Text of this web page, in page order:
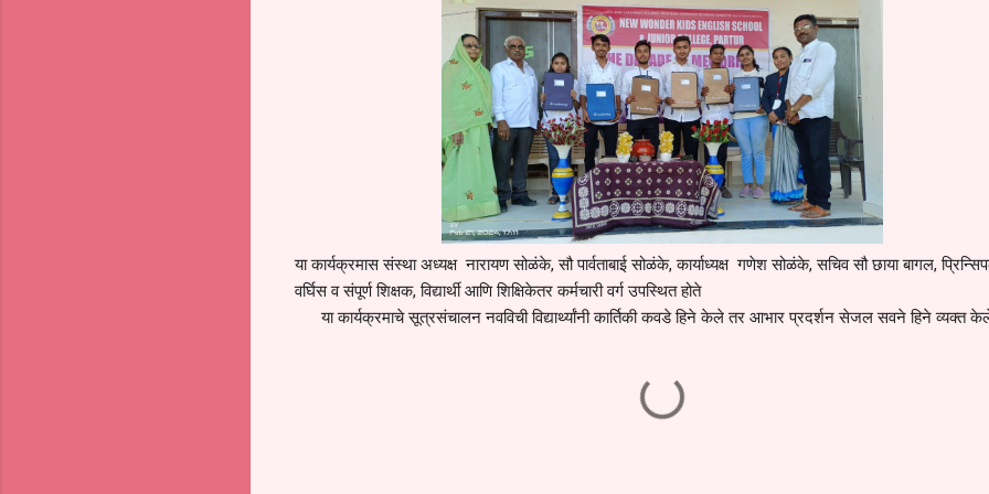
या कार्यक्रमास संस्था अध्यक्ष नारायण सोळंके, सौ पार्वताबाई सोळंके, कार्याध्यक्ष गणेश सोळंके, सचिव सौ छाया बागल,
वर्घिस व संपूर्ण शिक्षक, विद्यार्थी आणि शिक्षिकेतर कर्मचारी वर्ग उपस्थित होते
या कार्यक्रमाचे सूत्रसंचालन नवविची विद्यार्थ्यांनी कार्तिकी कवडे हिने केले तर आभार प्रदर्शन सेजल सवने हिने व्यक्त